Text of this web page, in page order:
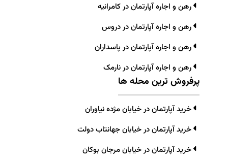
رهن و اجاره آپارتمان در کامرانیه
رهن و اجاره آپارتمان در دروس
رهن و اجاره آپارتمان در پاسداران
رهن و اجاره آپارتمان در نارمک
پرفروش ترین محله ها
خرید آپارتمان در خیابان مژده نیاوران
خرید آپارتمان در خیابان جهانتاب دولت
خرید آپارتمان در خیابان مرجان بوکان